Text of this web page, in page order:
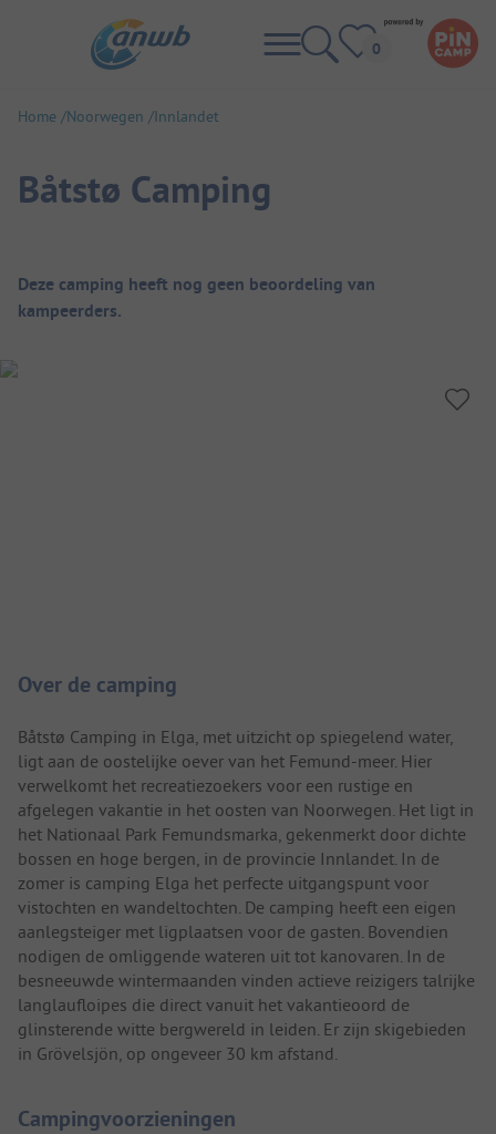
Home Noorwegen Innlandet
Båtstø Camping
Camping overzicht
Deze camping heeft nog geen beoordeling van
kampeerders.
Over de camping
Båtstø Camping in Elga, met uitzicht op spiegelend water,
ligt aan de oostelijke oever van het Femund-meer. Hier
verwelkomt het recreatiezoekers voor een rustige en
afgelegen vakantie in het oosten van Noorwegen. Het ligt in
het Nationaal Park Femundsmarka, gekenmerkt door dichte
bossen en hoge bergen, in de provincie Innlandet. In de
zomer is camping Elga het perfecte uitgangspunt voor
vistochten en wandeltochten. De camping heeft een eigen
aanlegsteiger met ligplaatsen voor de gasten. Bovendien
nodigen de omliggende wateren uit tot kanovaren. In de
besneeuwde wintermaanden vinden actieve reizigers talrijke
langlaufloipes die direct vanuit het vakantieoord de
glinsterende witte bergwereld in leiden. Er zijn skigebieden
in Grövelsjön, op ongeveer 30 km afstand.
Campingvoorzieningen